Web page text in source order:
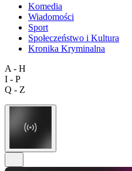
Komedia
Wiadomości
Sport
Społeczeństwo i Kultura
Kronika Kryminalna
A - H
I - P
Q - Z